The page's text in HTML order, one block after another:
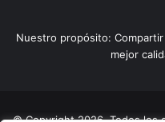
Nuestro propósito:
mejor
© Copyright 2026, Todos